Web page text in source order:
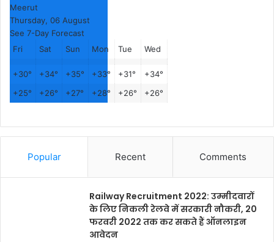
Meerut
Thursday, 06 August
See 7-Day Forecast
Fri
Sat Sun Mon Tue Wed
+30° +34° +35° +33° +31° +34°
+25° +26° +27° +28° +26° +26°
Popular Recent Comments
Railway Recruitment 2022: उम्मीदवारों
के लिए निकली रेलवे में सरकारी नौकरी, 20
फरवरी 2022 तक कर सकते हैं ऑनलाइन
आवेदन